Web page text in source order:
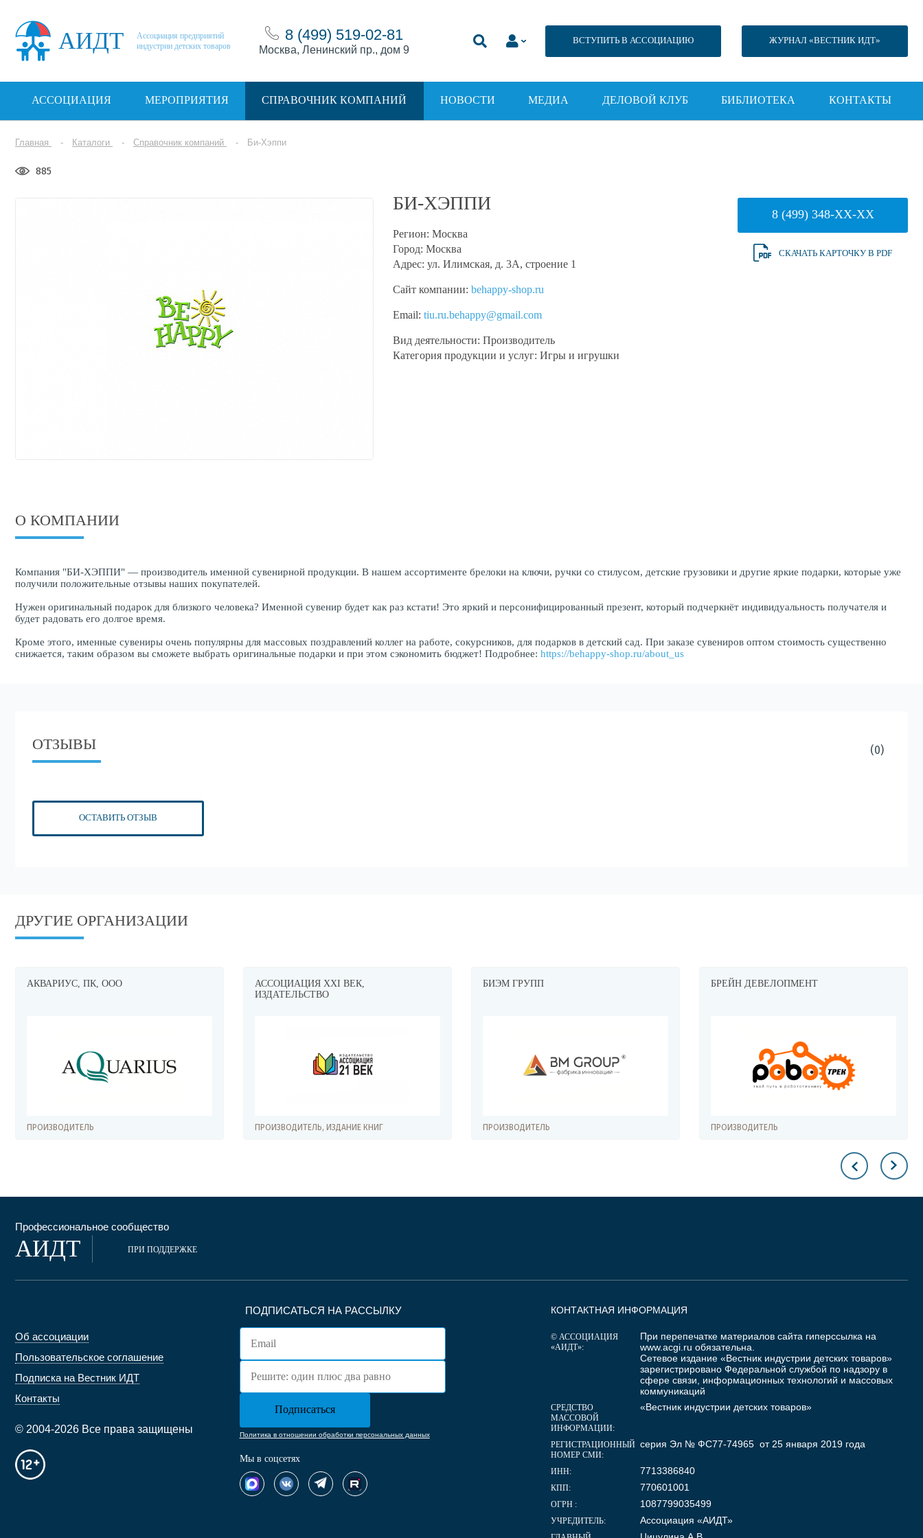
АИДТ
Ассоциация предприятий
индустрии детских товаров
8 (499) 519-02-81
Москва, Ленинский пр., дом 9
ВСТУПИТЬ В АССОЦИАЦИЮ ЖУРНАЛ «ВЕСТНИК ИДТ»
АССОЦИАЦИЯ МЕРОПРИЯТИЯ СПРАВОЧНИК КОМПАНИЙ НОВОСТИ МЕДИА ДЕЛОВОЙ КЛУБ БИБЛИОТЕКА КОНТАКТЫ
Главная Каталоги Справочник компаний Би-Хэппи
885
БИ-ХЭППИ
Регион: Москва
Город: Москва
Адрес: ул. Илимская, д. 3А, строение 1
Сайт компании: behappy-shop.ru
Email: tiu.ru.behappy@gmail.com
Вид деятельности: Производитель
Категория продукции и услуг: Игры и игрушки
8 (499) 348-XX-XX
СКАЧАТЬ КАРТОЧКУ В PDF
О КОМПАНИИ
Компания "БИ-ХЭППИ" — производитель именной сувенирной продукции. В нашем ассортименте брелоки на ключи, ручки со стилусом, детские грузовики и другие яркие подарки, которые уже
получили положительные отзывы наших покупателей.
Нужен оригинальный подарок для близкого человека? Именной сувенир будет как раз кстати! Это яркий и персонифицированный презент, который подчеркнёт индивидуальность получателя и
будет радовать его долгое время.
Кроме этого, именные сувениры очень популярны для массовых поздравлений коллег на работе, сокурсников, для подарков в детский сад. При заказе сувениров оптом стоимость существенно
снижается, таким образом вы сможете выбрать оригинальные подарки и при этом сэкономить бюджет! Подробнее: https://behappy-shop.ru/about_us
ОТЗЫВЫ (0)
ОСТАВИТЬ ОТЗЫВ
ДРУГИЕ ОРГАНИЗАЦИИ
АКВАРИУС, ПК, ООО
ПРОИЗВОДИТЕЛЬ
АССОЦИАЦИЯ XXI ВЕК,
ИЗДАТЕЛЬСТВО
ПРОИЗВОДИТЕЛЬ, ИЗДАНИЕ КНИГ
БИЭМ ГРУПП
ПРОИЗВОДИТЕЛЬ
БРЕЙН ДЕВЕЛОПМЕНТ
ПРОИЗВОДИТЕЛЬ
Профессиональное сообщество
АИДТ ПРИ ПОДДЕРЖКЕ
Об ассоциации
Пользовательское соглашение
Подписка на Вестник ИДТ
Контакты
© 2004-2026 Все права защищены
ПОДПИСАТЬСЯ НА РАССЫЛКУ
Политика в отношении обработки персональных данных
Мы в соцсетях
КОНТАКТНАЯ ИНФОРМАЦИЯ
© АССОЦИАЦИЯ
«АИДТ»:
При перепечатке материалов сайта гиперссылка на
www.acgi.ru обязательна.
Сетевое издание «Вестник индустрии детских товаров»
зарегистрировано Федеральной службой по надзору в
сфере связи, информационных технологий и массовых
коммуникаций
СРЕДСТВО
МАССОВОЙ
ИНФОРМАЦИИ:
«Вестник индустрии детских товаров»
РЕГИСТРАЦИОННЫЙ
НОМЕР СМИ:
серия Эл № ФС77-74965 от 25 января 2019 года
ИНН: 7713386840
КПП: 770601001
ОГРН : 1087799035499
УЧРЕДИТЕЛЬ: Ассоциация «АИДТ»